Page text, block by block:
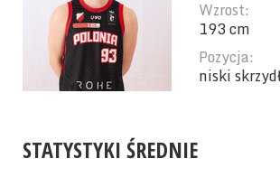
Wzrost:
193 cm
Pozycja:
niski
STATYSTYKI ŚREDNIE